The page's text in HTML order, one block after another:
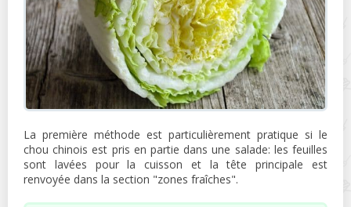
La première méthode est particulièrement pratique si le
chou chinois est pris en partie dans une salade: les feuilles
sont lavées pour la cuisson et la tête principale est
renvoyée dans la section "zones fraîches".